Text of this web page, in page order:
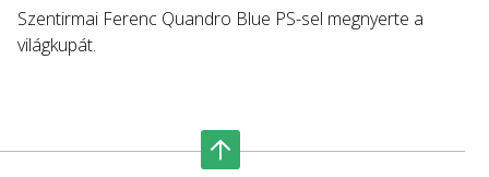
Szentirmai Ferenc Quandro Blue PS-sel megnyerte a
világkupát.